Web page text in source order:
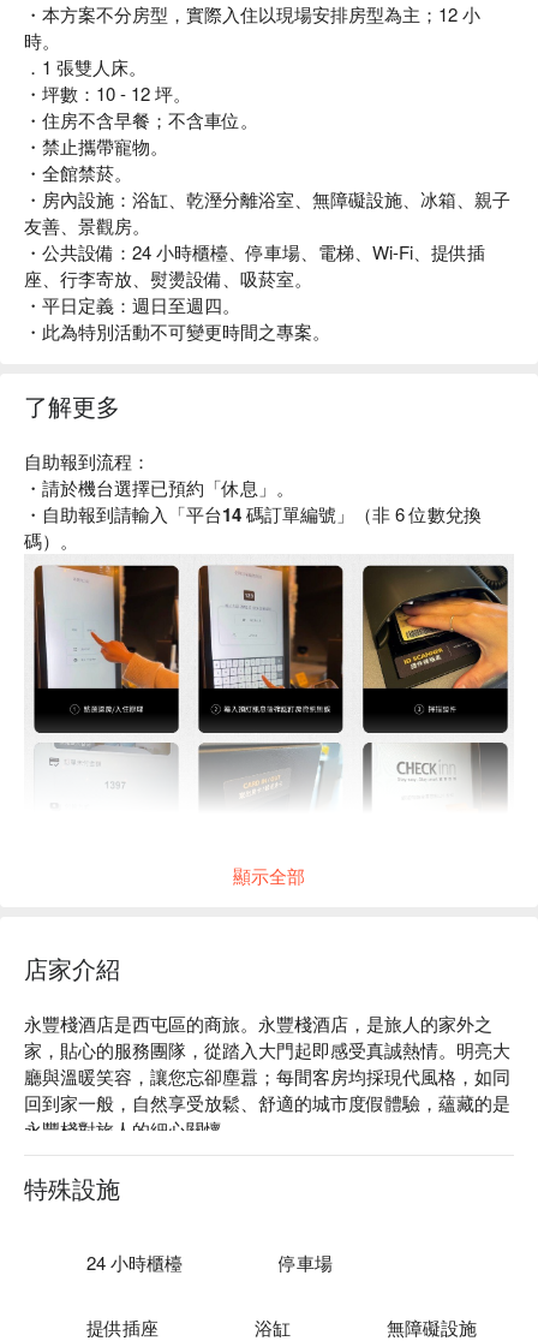
・本方案不分房型，實際入住以現場安排房型為主；12 小
時。
．1 張雙人床。
・坪數：10 - 12 坪。
・住房不含早餐；不含車位。
・禁止攜帶寵物。
・全館禁菸。
・房內設施：浴缸、乾溼分離浴室、無障礙設施、冰箱、親子
友善、景觀房。
・公共設備：24 小時櫃檯、停車場、電梯、Wi-Fi、提供插
座、行李寄放、熨燙設備、吸菸室。
・平日定義：週日至週四。
・此為特別活動不可變更時間之專案。
了解更多
自助報到流程：
・請於機台選擇已預約「休息」。
・自助報到請輸入「平台14 碼訂單編號 」（非 6 位數兌換
碼）。
顯示全部
店家介紹
永豐棧酒店是西屯區的商旅。永豐棧酒店，是旅人的家外之
家，貼心的服務團隊，從踏入大門起即感受真誠熱情。明亮大
廳與溫暖笑容，讓您忘卻塵囂；每間客房均採現代風格，如同
回到家一般，自然享受放鬆、舒適的城市度假體驗，蘊藏的是
永豐棧對旅人的細心關懷。
永豐棧酒店評價：Google 4.0 星
永豐棧酒店推薦：交通位置方便，距離台中國家歌劇院 5 分鐘
車程、距逢甲夜市 10 分鐘車程。前往台中車站或高鐵台中站
永豐棧酒店優惠、永豐棧酒店住宿方案、永豐棧酒店休息方案
特殊設施
24 小時櫃檯 停車場
提供插座 浴缸 無障礙設施